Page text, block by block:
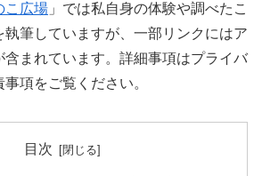
こ広場 」では私自身の体験や調べたこ
執筆していますが、一部リンクにはア
含まれています。詳細事項はプライバ
項をご覧ください。
目次